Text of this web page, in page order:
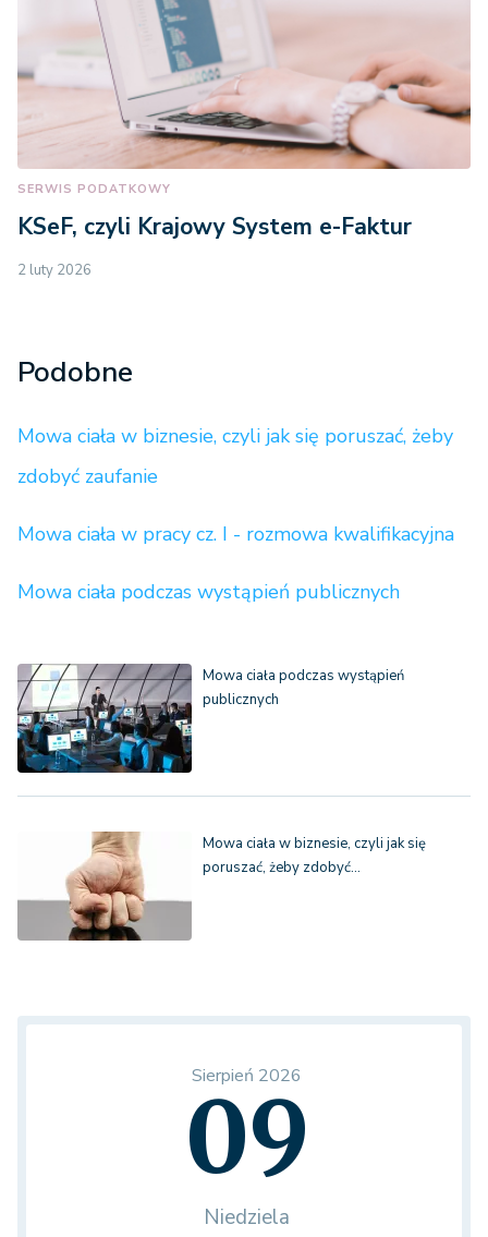
SERWIS PODATKOWY
KSeF, czyli Krajowy System e-Faktur
2 luty 2026
Podobne
Mowa ciała w biznesie, czyli jak się poruszać, żeby
zdobyć zaufanie
Mowa ciała w pracy cz. I - rozmowa kwalifikacyjna
Mowa ciała podczas wystąpień publicznych
Mowa ciała podczas wystąpień
publicznych
Mowa ciała w biznesie, czyli jak się
poruszać, żeby zdobyć…
Sierpień 2026
09
Niedziela